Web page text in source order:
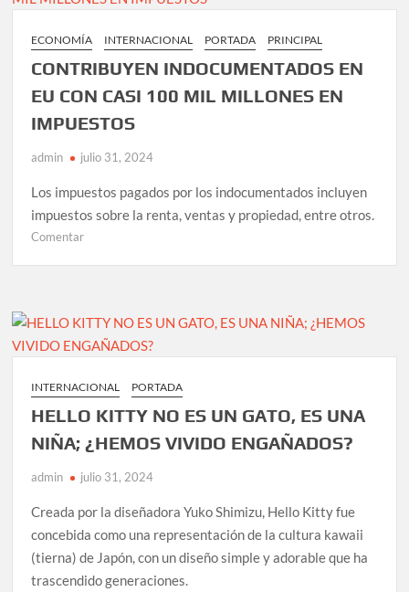
Adalberto
Ávalos,
ofrece
“conversación
al
Gobierno
ECONOMÍA INTERNACIONAL PORTADA PRINCIPAL
CONTRIBUYEN INDOCUMENTADOS EN
EU CON CASI 100 MIL MILLONES EN
IMPUESTOS
admin julio 31, 2024
Los impuestos pagados por los indocumentados incluyen
impuestos sobre la renta, ventas y propiedad, entre otros.
Comentaren
EU
CON
CASI
MIL
MILLONES
EN
IMPUESTOS
INTERNACIONAL PORTADA
HELLO KITTY NO ES UN GATO, ES UNA
NIÑA; ¿HEMOS VIVIDO ENGAÑADOS?
admin julio 31, 2024
Creada por la diseñadora Yuko Shimizu, Hello Kitty fue
concebida como una representación de la cultura kawaii
(tierna) de Japón, con un diseño simple y adorable que ha
trascendido generaciones.